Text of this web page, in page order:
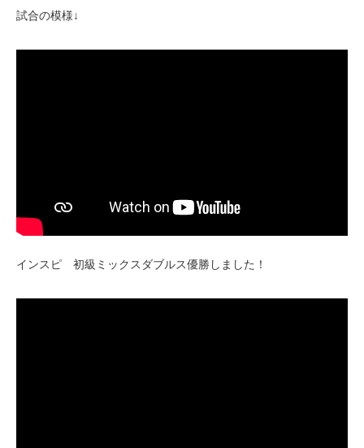
試合の模様↓
インスピ 初級ミックスダブルス優勝しました！